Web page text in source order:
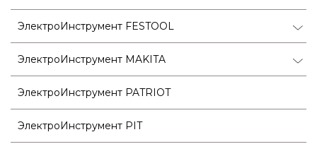
ЭлектроИнструмент FESTOOL
ЭлектроИнструмент MAKITA
ЭлектроИнструмент PATRIOT
ЭлектроИнструмент PIT